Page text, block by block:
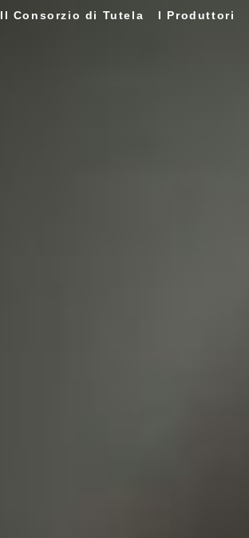
Il Consorzio di Tutela I Produttori